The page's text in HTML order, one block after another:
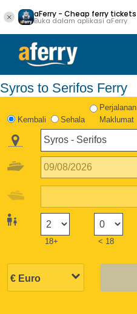
aFerry - Cheap ferry tickets
Buka dalam aplikasi aFerry
Syros to Serifos Ferry
Kembali Sehala
Maklumat
18+ < 18